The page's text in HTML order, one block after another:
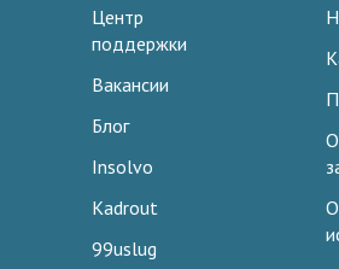
Центр
поддержки
Вакансии
Блог
Insolvo
Kadrout
99uslug